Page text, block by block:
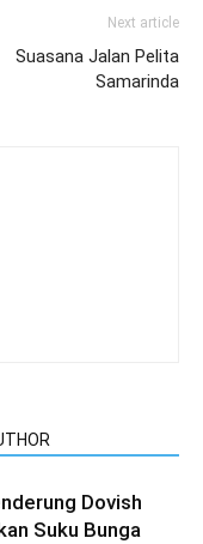
Next article
Suasana Jalan Pelita
Samarinda
Dovish
Suku Bunga